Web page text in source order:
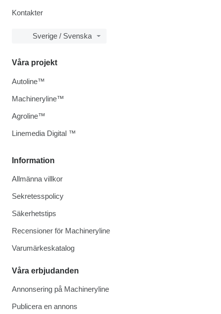
Kontakter
Sverige / Svenska
Information
Allmänna villkor
Sekretesspolicy
Säkerhetstips
Recensioner för Machineryline
Varumärkeskatalog
Våra erbjudanden
Annonsering på Machineryline
Publicera en annons
Våra projekt
Autoline™
Machineryline™
Agroline™
Linemedia Digital ™